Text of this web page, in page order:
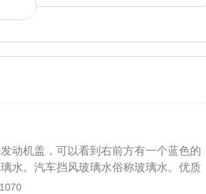
动机盖，可以看到右前方有一个蓝色的
水。汽车挡风玻璃水俗称玻璃水。优质
醇、缓蚀剂及多种表面活性剂组成。玻